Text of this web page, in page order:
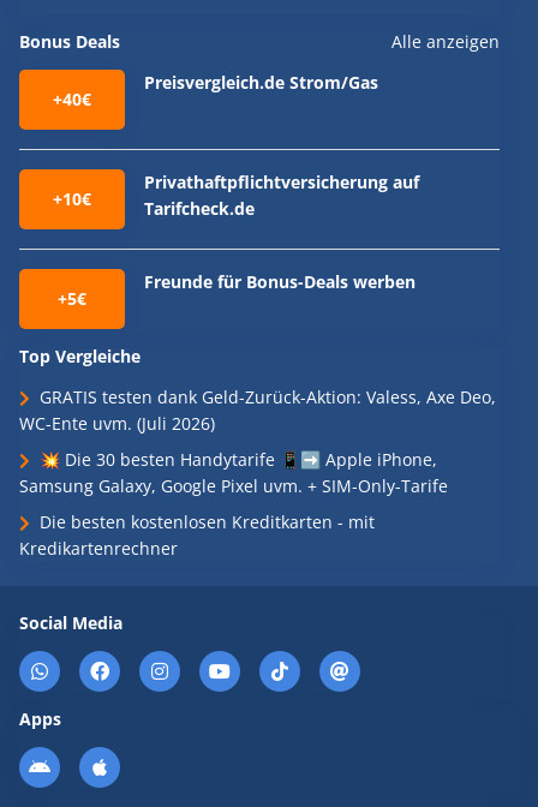
Bonus Deals Alle anzeigen
+40€
Preisvergleich.de Strom/Gas
+10€
Privathaftpflichtversicherung auf
Tarifcheck.de
+5€
Freunde für Bonus-Deals werben
Top Vergleiche
GRATIS testen dank Geld-Zurück-Aktion: Valess, Axe Deo,
WC-Ente uvm. (Juli 2026)
💥 Die 30 besten Handytarife 📱➡️ Apple iPhone,
Samsung Galaxy, Google Pixel uvm. + SIM-Only-Tarife
Die besten kostenlosen Kreditkarten - mit
Kredikartenrechner
Social Media
Apps